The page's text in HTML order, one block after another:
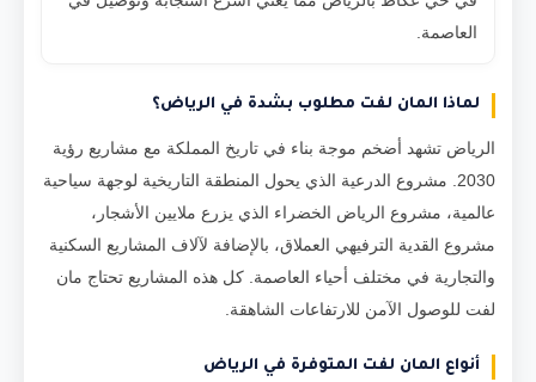
العاصمة.
لماذا المان لفت مطلوب بشدة في الرياض؟
الرياض تشهد أضخم موجة بناء في تاريخ المملكة مع مشاريع رؤية
2030. مشروع الدرعية الذي يحول المنطقة التاريخية لوجهة سياحية
عالمية، مشروع الرياض الخضراء الذي يزرع ملايين الأشجار،
مشروع القدية الترفيهي العملاق، بالإضافة لآلاف المشاريع السكنية
والتجارية في مختلف أحياء العاصمة. كل هذه المشاريع تحتاج مان
لفت للوصول الآمن للارتفاعات الشاهقة.
أنواع المان لفت المتوفرة في الرياض